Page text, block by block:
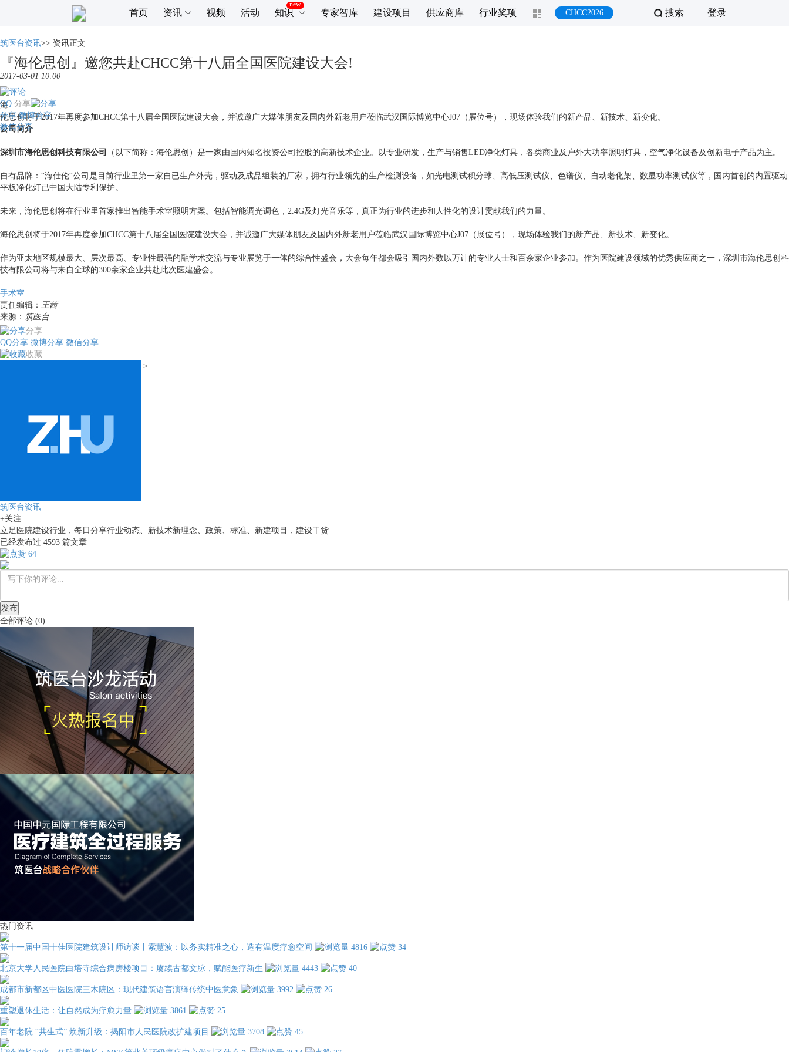
登录
搜索
首页 资讯 视频 活动 知识 专家智库 建设项目 供应商库 行业奖项 CHCC2026
筑医台资讯>> 资讯正文
『海伦思创』邀您共赴CHCC第十八届全国医院建设大会!
2017-03-01 10:00
分享
QQ
分享 微博分享
微信分享
海
伦思创将于2017年再度参加CHCC第十八届全国医院建设大会，并诚邀广大媒体朋友及国内外新老用户莅临武汉国际博览中心J07（展位号），现场体验我们的新产品、新技术、新变化。
公司简介
深圳市海伦思创科技有限公司 （以下简称：海伦思创）是一家由国内知名投资公司控股的高新技术企业。以专业研发，生产与销售LED净化灯具，各类商业及户外大功率照明灯具，空气净化设备及创新电子产品为主。
自有品牌：“海仕伦“公司是目前行业里第一家自已生产外壳，驱动及成品组装的厂家，拥有行业领先的生产检测设备，如光电测试积分球、高低压测试仪、色谱仪、自动老化架、数显功率测试仪等，国内首创的内置驱动
平板净化灯已中国大陆专利保护。
未来，海伦思创将在行业里首家推出智能手术室照明方案。包括智能调光调色，2.4G及灯光音乐等，真正为行业的进步和人性化的设计贡献我们的力量。
海伦思创将于2017年再度参加CHCC第十八届全国医院建设大会，并诚邀广大媒体朋友及国内外新老用户莅临武汉国际博览中心J07（展位号），现场体验我们的新产品、新技术、新变化。
作为亚太地区规模最大、层次最高、专业性最强的融学术交流与专业展览于一体的综合性盛会，大会每年都会吸引国内外数以万计的专业人士和百余家企业参加。作为医院建设领域的优秀供应商之一，深圳市海伦思创科
技有限公司将与来自全球的300余家企业共赴此次医建盛会。
手术室
责任编辑： 王茜
来源： 筑医台
分享
QQ分享 微博分享 微信分享
收藏
>
筑医台资讯
+关注
立足医院建设行业，每日分享行业动态、新技术新理念、政策、标准、新建项目，建设干货
已经发布过 4593 篇文章
64
发布
全部评论 (0)
热门资讯
第十一届中国十佳医院建筑设计师访谈丨索慧波：以务实精准之心，造有温度疗愈空间 4816 34
北京大学人民医院白塔寺综合病房楼项目：赓续古都文脉，赋能医疗新生 4443 40
成都市新都区中医医院三木院区：现代建筑语言演绎传统中医意象 3992 26
重塑退休生活：让自然成为疗愈力量 3861 25
百年老院 “共生式” 焕新升级：揭阳市人民医院改扩建项目 3708 45